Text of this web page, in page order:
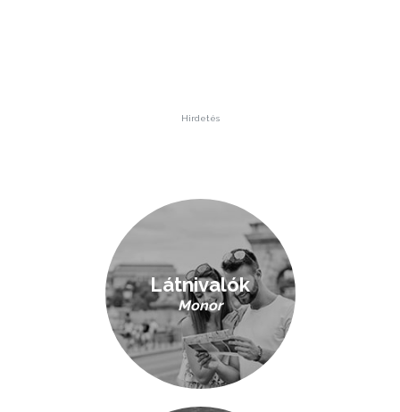
Hirdetés
Látnivalók
Monor